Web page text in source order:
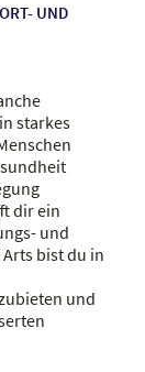
UND
starkes
dir ein
und
bist du in
und